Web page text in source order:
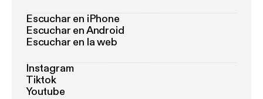
Escuchar en iPhone
Escuchar en Android
Escuchar en la web
Instagram
Tiktok
Youtube